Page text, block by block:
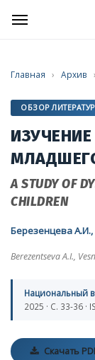
Главная › Архив ›
ОБЗОР
A STUDY OF
CHILDREN
Березенцева А.И.,
Berezentseva A.I.,
Национальный
2025 · С. 33-36 ·
Скачать